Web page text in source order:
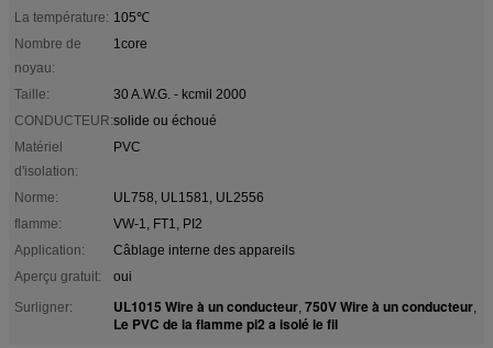
La température: 105℃
Nombre de
noyau:
1core
Taille:
30 A.W.G. - kcmil 2000
CONDUCTEUR:solide ou échoué
Matériel
d'isolation:
PVC
Norme:
UL758, UL1581, UL2556
flamme:
VW-1, FT1, PI2
Application:
Câblage interne des appareils
Aperçu gratuit:
oui
Surligner:
UL1015 Wire à un conducteur, 750V Wire à un conducteur,
Le PVC de la flamme pi2 a isolé le fil